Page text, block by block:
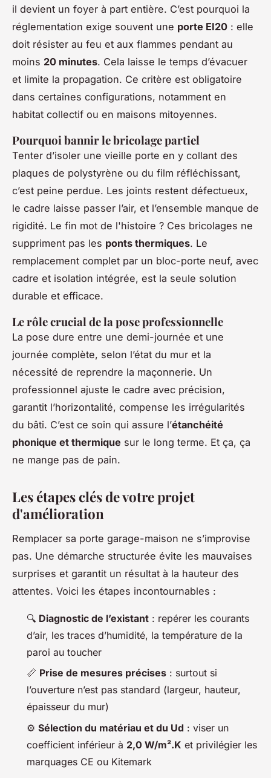
il devient un foyer à part entière. C’est pourquoi la
réglementation exige souvent une porte EI20 : elle
doit résister au feu et aux flammes pendant au
moins 20 minutes. Cela laisse le temps d’évacuer
et limite la propagation. Ce critère est obligatoire
dans certaines configurations, notamment en
habitat collectif ou en maisons mitoyennes.
Pourquoi bannir le bricolage partiel
Tenter d’isoler une vieille porte en y collant des
plaques de polystyrène ou du film réfléchissant,
c’est peine perdue. Les joints restent défectueux,
le cadre laisse passer l’air, et l’ensemble manque de
rigidité. Le fin mot de l'histoire ? Ces bricolages ne
suppriment pas les ponts thermiques. Le
remplacement complet par un bloc-porte neuf, avec
cadre et isolation intégrée, est la seule solution
durable et efficace.
Le rôle crucial de la pose professionnelle
La pose dure entre une demi-journée et une
journée complète, selon l’état du mur et la
nécessité de reprendre la maçonnerie. Un
professionnel ajuste le cadre avec précision,
garantit l’horizontalité, compense les irrégularités
du bâti. C’est ce soin qui assure l’étanchéité
phonique et thermique sur le long terme. Et ça, ça
ne mange pas de pain.
Les étapes clés de votre projet
d'amélioration
Remplacer sa porte garage-maison ne s’improvise
pas. Une démarche structurée évite les mauvaises
surprises et garantit un résultat à la hauteur des
attentes. Voici les étapes incontournables :
🔍 Diagnostic de l’existant : repérer les courants
d’air, les traces d’humidité, la température de la
paroi au toucher
📏 Prise de mesures précises : surtout si
l’ouverture n’est pas standard (largeur, hauteur,
épaisseur du mur)
⚙️ Sélection du matériau et du Ud : viser un
coefficient inférieur à 2,0 W/m².K et privilégier les
marquages CE ou Kitemark